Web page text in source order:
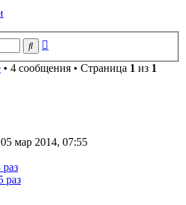
Поиск
• 4 сообщения • Страница 1 из 1
05 мар 2014, 07:55
раз
раз